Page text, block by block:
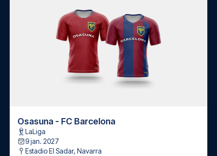
Osasuna - FC Barcelona
LaLiga
9 jan. 2027
Estadio El Sadar, Navarra